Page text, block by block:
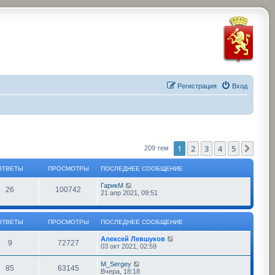
Вход
Регистрация
209 тем 1 2 3 4 5
ПРОСМОТРЫ ПОСЛЕДНЕЕ СООБЩЕНИЕ
26
т
в
100742
р
о
П
о
л
е
д
е
е
с
о
о
б
ГарикМ
21 апр 2021, 09:51
ПРОСМОТРЫ ПОСЛЕДНЕЕ СООБЩЕНИЕ
9О
т
72727П
р
П
о
л
е
Алексей Левшуков
03 окт 2021, 02:59
85 63145П
П
о
M_Sergey
Вчера, 18:18